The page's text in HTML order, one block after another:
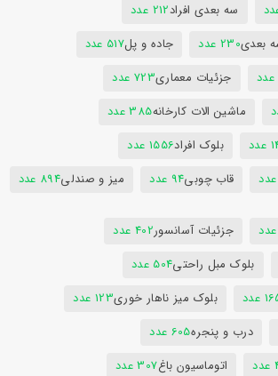
سه بعدی افراد212 عدد
بعدی230 عدد جاده و پل517 عدد
جزئیات معماری723 عدد
ماشین الات کارخانه385 عدد
بلوک افراد1556 عدد
قاب چوبی94 عدد میز و صندلی894 عدد
جزئیات آسانسور402 عدد
بلوک مبل راحتی504 عدد
عدد بلوک میز ناهار خوری123 عدد
درب و پنجره605 عدد
اتوماسیون باغ307 عدد